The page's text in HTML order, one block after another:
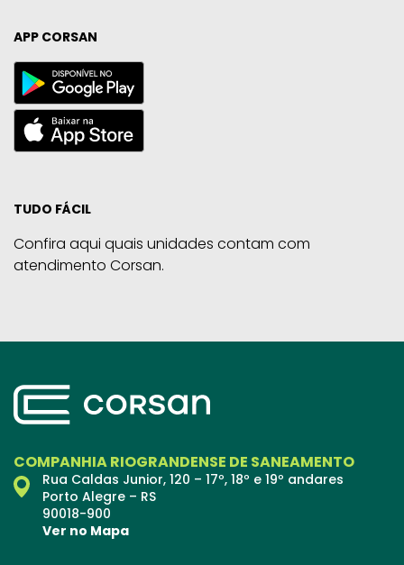
APP CORSAN
TUDO FÁCIL
Confira aqui quais unidades contam com
atendimento Corsan.
COMPANHIA RIOGRANDENSE DE SANEAMENTO
Rua Caldas Junior, 120 – 17º, 18º e 19º andares
Porto Alegre – RS
90018-900
Ver no Mapa